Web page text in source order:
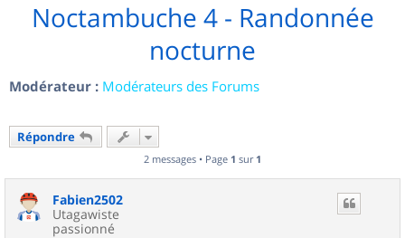
Noctambuche 4 - Randonnée
nocturne
Modérateur : Modérateurs des Forums
Répondre
2 messages • Page 1 sur 1
Fabien2502
Utagawiste
passionné